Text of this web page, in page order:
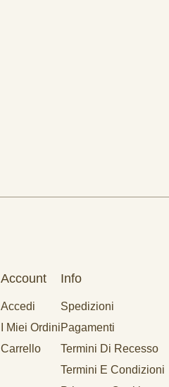
Account
Accedi
I Miei Ordini
Carrello
Info
Spedizioni
Pagamenti
Termini Di Recesso
Termini E Condizioni